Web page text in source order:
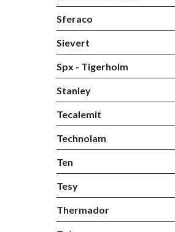
Sferaco
Sievert
Spx - Tigerholm
Stanley
Tecalemit
Technolam
Ten
Tesy
Thermador